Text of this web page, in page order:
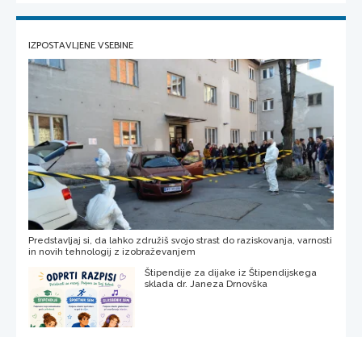
IZPOSTAVLJENE VSEBINE
Predstavljaj si, da lahko združiš svojo strast do raziskovanja, varnosti
in novih tehnologij z izobraževanjem
Štipendije za dijake iz Štipendijskega
sklada dr. Janeza Drnovška